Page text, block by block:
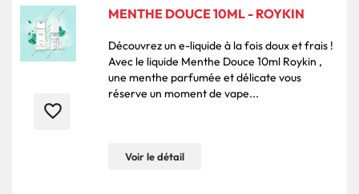
favorite_border
MENTHE DOUCE 10ML - ROYKIN
Découvrez un e-liquide à la fois doux et frais !
Avec le liquide Menthe Douce 10ml Roykin ,
une menthe parfumée et délicate vous
réserve un moment de vape...
Voir le détail